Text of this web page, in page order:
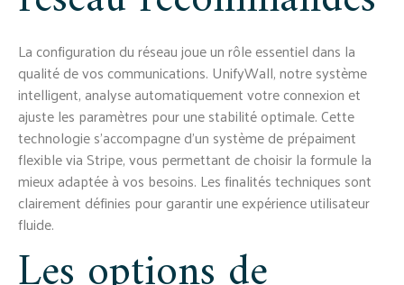
La configuration du réseau joue un rôle essentiel dans la
qualité de vos communications. UnifyWall, notre système
intelligent, analyse automatiquement votre connexion et
ajuste les paramètres pour une stabilité optimale. Cette
technologie s'accompagne d'un système de prépaiment
flexible via Stripe, vous permettant de choisir la formule la
mieux adaptée à vos besoins. Les finalités techniques sont
clairement définies pour garantir une expérience utilisateur
fluide.